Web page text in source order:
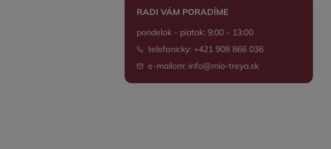
RADI VÁM PORADÍME
pondelok - piatok: 9:00 - 13:00
telefonicky: +421 908 866 036
e-mailom: info@mio-treya.sk